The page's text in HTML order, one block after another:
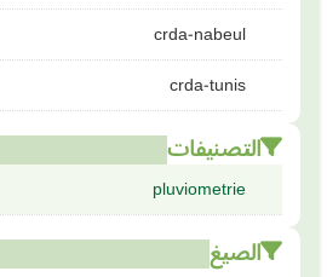
crda-nabeul
crda-tunis
التصنيفات
pluviometrie
الصيغ